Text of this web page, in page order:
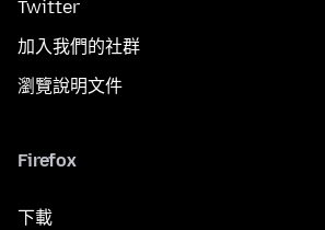
Twitter
加入我們的社群
瀏覽說明文件
Firefox
下載